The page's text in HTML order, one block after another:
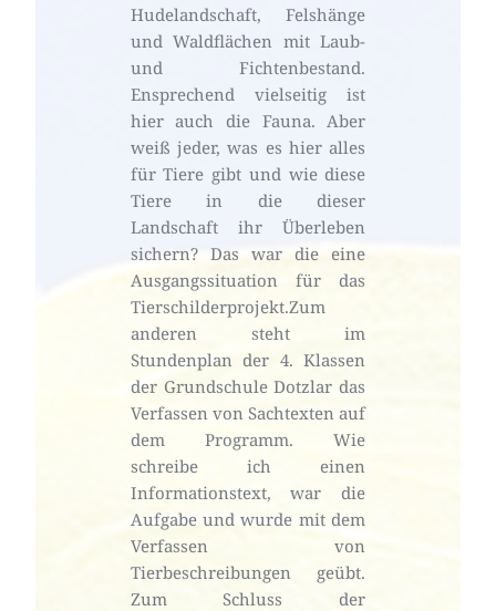
Hudelandschaft, Felshänge
und Waldflächen mit Laub-
und Fichtenbestand.
Ensprechend vielseitig ist
hier auch die Fauna. Aber
weiß jeder, was es hier alles
für Tiere gibt und wie diese
Tiere in die dieser
Landschaft ihr Überleben
sichern? Das war die eine
Ausgangssituation für das
Tierschilderprojekt.Zum
anderen steht im
Stundenplan der 4. Klassen
der Grundschule Dotzlar das
Verfassen von Sachtexten auf
dem Programm. Wie
schreibe ich einen
Informationstext, war die
Aufgabe und wurde mit dem
Verfassen von
Tierbeschreibungen geübt.
Zum Schluss der